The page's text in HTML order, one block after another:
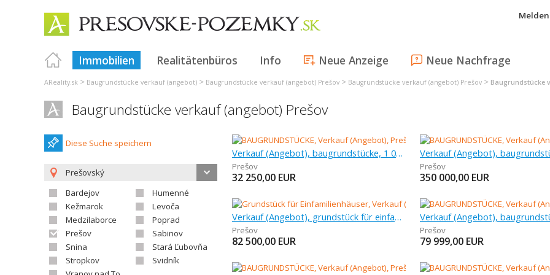
Immobilien Realitätenbüros Info Neue Anzeige Neue Nachfrage
AReality.sk > Baugrundstücke verkauf (angebot) > Baugrundstücke verkauf (angebot) Prešov > Baugrundstücke verkauf (angebot) Prešov > Baugrundstücke
Baugrundstücke verkauf (angebot) Prešov
Diese Suche speichern
Prešovský
Bardejov
Humenné
Kežmarok
Levoča
Medzilaborce
Poprad
Prešov
Sabinov
Snina
Stará Ľubovňa
Stropkov
Svidník
Verkauf (Angebot), baugrundstücke, 1 050 m
Prešov
32 250,00 EUR
Prešov
350 000,00 EUR
Verkauf (Angebot), grundstück für einfamilienhäuser, 940 m
Prešov
82 500,00 EUR
Prešov
79 999,00 EUR